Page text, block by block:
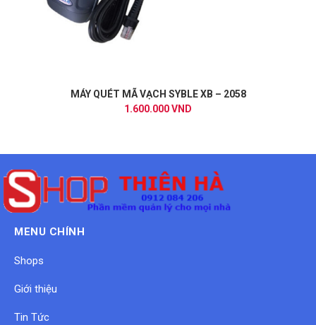
MÁY QUÉT MÃ VẠCH SYBLE XB – 2058
1.600.000 VND
MENU CHÍNH
Shops
Giới thiệu
Tin Tức